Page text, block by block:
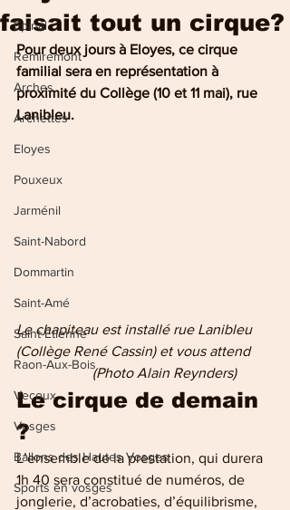
Epinal
Remiremont
Arches
Archettes
Eloyes
Pouxeux
Jarménil
Saint-Nabord
Dommartin
Saint-Amé
Saint-Etienne
Raon-Aux-Bois
Vecoux
Vosges
Ballons des Hautes Vosges
Sports en vosges
faisait tout un cirque?
Pour deux jours à Eloyes, ce cirque
familial sera en représentation à
proximité du Collège (10 et 11 mai), rue
Lanibleu.
Le chapiteau est installé rue Lanibleu
(Collège René Cassin) et vous attend
                     (Photo Alain Reynders)
Le cirque de demain
?
L’ensemble de la prestation, qui durera
1h 40 sera constitué de numéros, de
jonglerie, d’acrobaties, d’équilibrisme,